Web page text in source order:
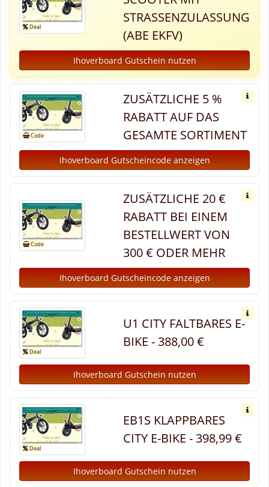
STRASSENZULASSUNG (
ABE EKFV)
Ihoverboard Gutschein nutzen
ZUSÄTZLICHE 5 %
RABATT AUF DAS
GESAMTE SORTIMENT
Ihoverboard Gutscheincode anzeigen
ZUSÄTZLICHE 20 €
RABATT BEI EINEM
BESTELLWERT VON
300 € ODER MEHR
Ihoverboard Gutscheincode anzeigen
U1 CITY FALTBARES E-
BIKE - 388,00 €
Ihoverboard Gutschein nutzen
EB1S KLAPPBARES
CITY E-BIKE - 398,99 €
Ihoverboard Gutschein nutzen